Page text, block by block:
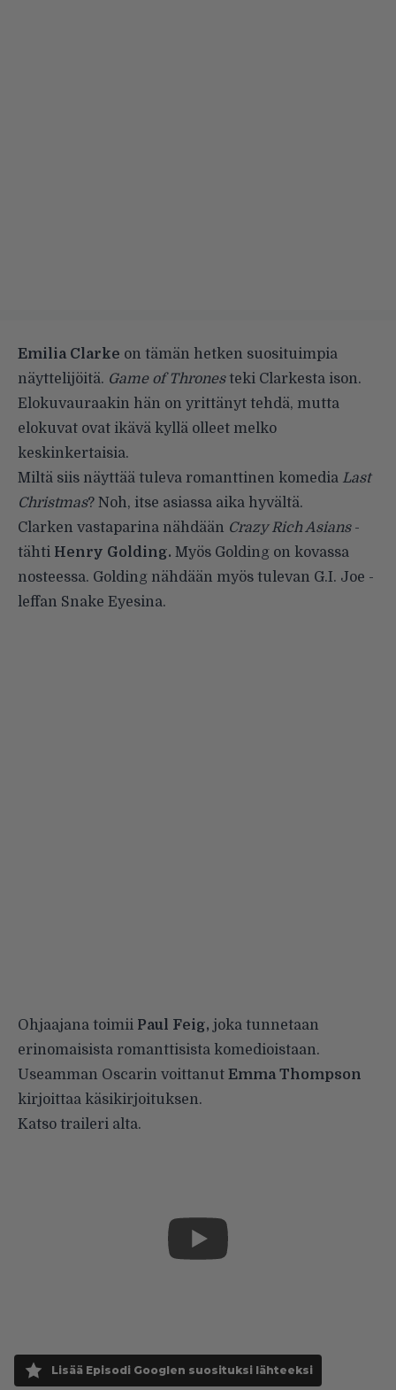
Emilia Clarke on tämän hetken suosituimpia
näyttelijöitä. Game of Thronesteki Clarkesta ison.
Elokuvauraakin hän on yrittänyt tehdä, mutta
elokuvat ovat ikävä kyllä olleet melko
keskinkertaisia.
Miltä siis näyttää tuleva romanttinen komedia Last
Christmas? Noh, itse asiassa aika hyvältä.
Clarken vastaparina nähdään Crazy Rich Asians-
tähti Henry Golding. Myös Golding on kovassa
nosteessa. Golding nähdään myös tulevan G.I. Joe -
leffan Snake Eyesina.
Ohjaajana toimii Paul Feig, joka tunnetaan
erinomaisista romanttisista komedioistaan.
Useamman Oscarin voittanut Emma Thompson
kirjoittaa käsikirjoituksen.
Katso traileri alta.
Lisää Episodi Googlen suosituksi lähteeksi